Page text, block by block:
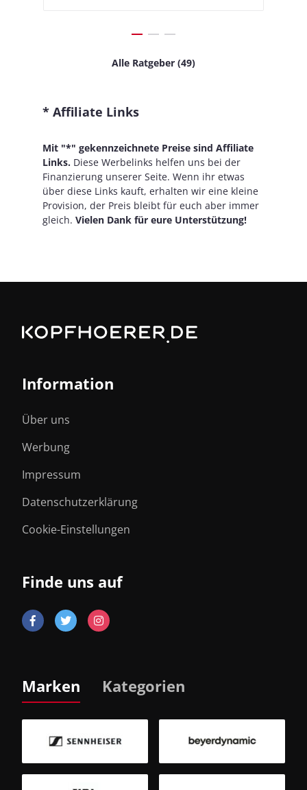
Alle Ratgeber (49)
* Affiliate Links
Mit "*" gekennzeichnete Preise sind Affiliate
Links. Diese Werbelinks helfen uns bei der
Finanzierung unserer Seite. Wenn ihr etwas
über diese Links kauft, erhalten wir eine kleine
Provision, der Preis bleibt für euch aber immer
gleich. Vielen Dank für eure Unterstützung!
Information
Über uns
Werbung
Impressum
Datenschutzerklärung
Cookie-Einstellungen
Finde uns auf
Marken Kategorien